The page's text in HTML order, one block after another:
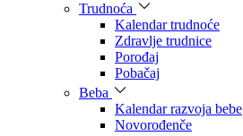
Trudnoća
Kalendar trudnoće
Zdravlje trudnice
Porođaj
Pobačaj
Beba
Kalendar razvoja bebe
Novorođenče